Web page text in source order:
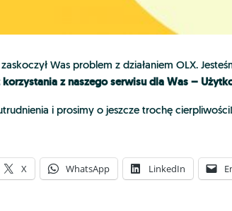
Was problem z działaniem OLX.
z naszego serwisu dla Was –
i prosimy o jeszcze trochę cierpliwości!
X WhatsApp LinkedIn